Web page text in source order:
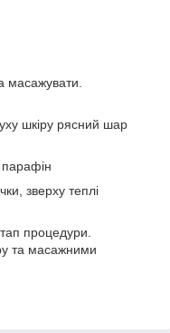
масажувати.
шкіру рясний шар
зверху теплі
процедури.
та масажними